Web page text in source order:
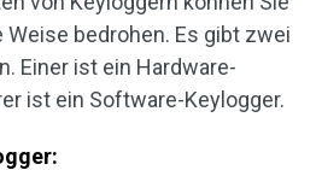
bedrohen. Es gibt zwei
Einer ist ein Hardware-
ist ein Software-Keylogger.